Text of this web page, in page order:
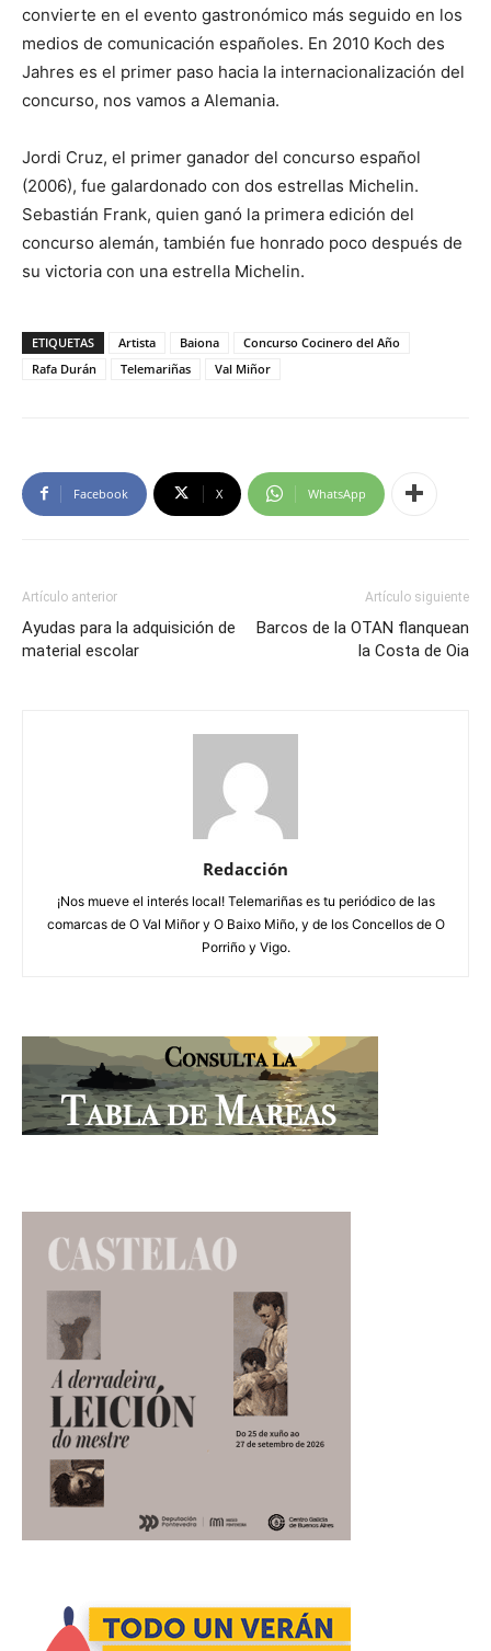
convierte en el evento gastronómico más seguido en los
medios de comunicación españoles. En 2010 Koch des
Jahres es el primer paso hacia la internacionalización del
concurso, nos vamos a Alemania.
Jordi Cruz, el primer ganador del concurso español
(2006), fue galardonado con dos estrellas Michelin.
Sebastián Frank, quien ganó la primera edición del
concurso alemán, también fue honrado poco después de
su victoria con una estrella Michelin.
ETIQUETAS Artista Baiona
Concurso Cocinero del Año
Rafa Durán
Telemariñas Val Miñor
Facebook X WhatsApp
Artículo anterior
Ayudas para la adquisición de
material escolar
Artículo siguiente
Barcos de la OTAN flanquean
la Costa de Oia
Redacción
¡Nos mueve el interés local! Telemariñas es tu periódico de las
comarcas de O Val Miñor y O Baixo Miño, y de los Concellos de O
Porriño y Vigo.